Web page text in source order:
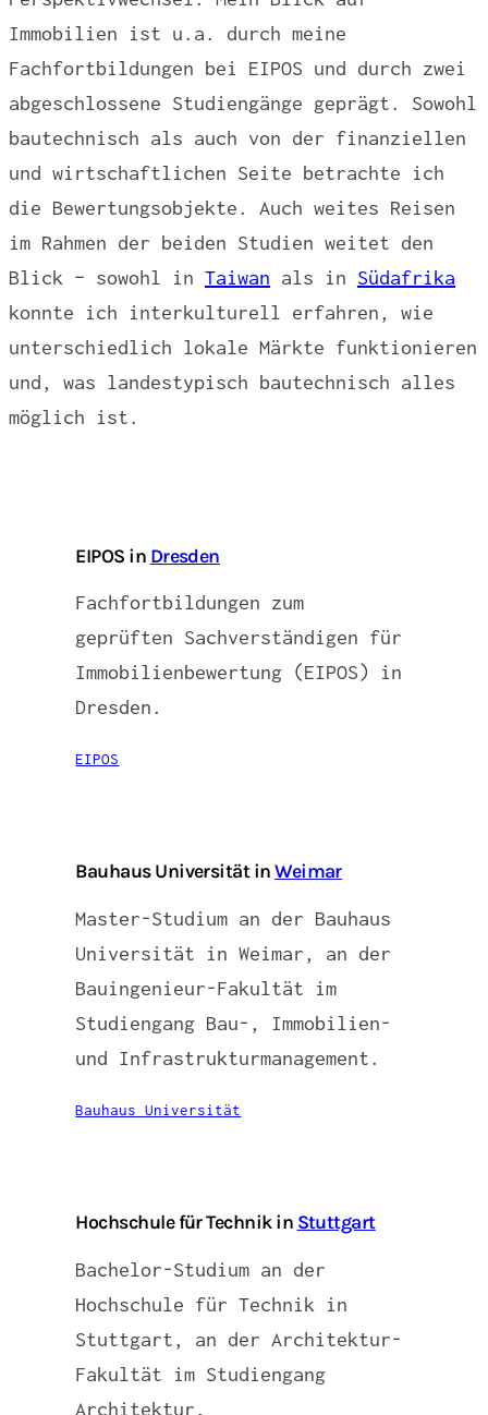
Immobilien ist u.a. durch meine
Fachfortbildungen bei EIPOS und durch zwei
abgeschlossene Studiengänge geprägt. Sowohl
bautechnisch als auch von der finanziellen
und wirtschaftlichen Seite betrachte ich
die Bewertungsobjekte. Auch weites Reisen
im Rahmen der beiden Studien weitet den
Blick – sowohl in Taiwan als in Südafrika
konnte ich interkulturell erfahren, wie
unterschiedlich lokale Märkte funktionieren
und, was landestypisch bautechnisch alles
möglich ist.
EIPOS in Dresden
Fachfortbildungen zum
geprüften Sachverständigen für
Immobilienbewertung (EIPOS) in
Dresden.
EIPOS
Bauhaus Universität inWeimar
Master-Studium an der Bauhaus
Universität in Weimar, an der
Bauingenieur-Fakultät im
Studiengang Bau-, Immobilien-
und Infrastrukturmanagement.
Bauhaus Universität
Hochschule für Technik in Stuttgart
Bachelor-Studium an der
Hochschule für Technik in
Stuttgart, an der Architektur-
Fakultät im Studiengang
Architektur.